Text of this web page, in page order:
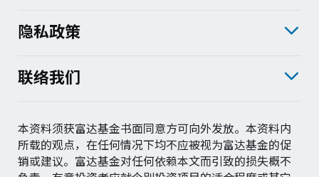
隐私政策
联络我们
本资料须获富达基金书面同意方可向外发放。本资料内
所载的观点，在任何情况下均不应被视为富达基金的促
销或建议。富达基金对任何依赖本文而引致的损失概不